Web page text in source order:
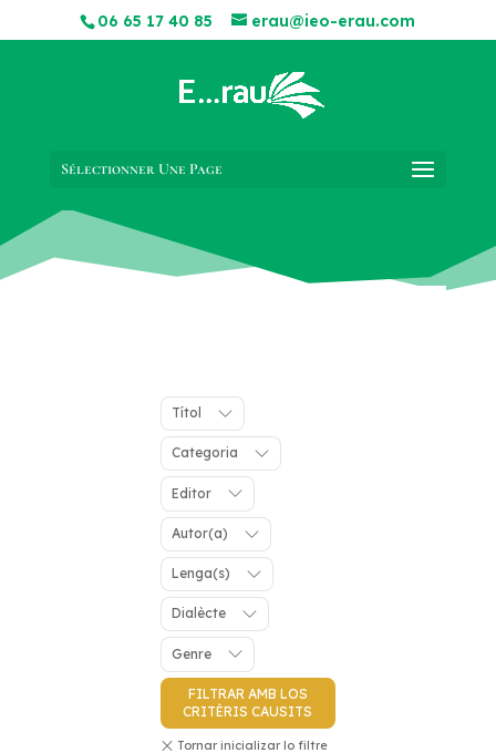
06 65 17 40 85 erau@ieo-erau.com
Sélectionner Une Page
Títol
Categoria
Editor
Autor(a)
Lenga(s)
Dialècte
Genre
FILTRAR AMB LOS
CRITÈRIS CAUSITS